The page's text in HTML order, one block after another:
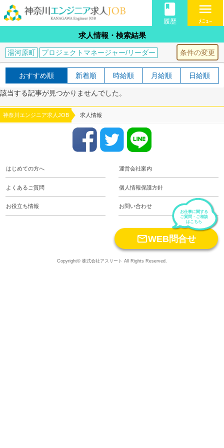
book
履歴
menu
ﾒﾆｭｰ
求人情報・検索結果
条件の変更
湯河原町 プロジェクトマネージャー/リーダー
おすすめ順 新着順 時給順 月給順 日給順
該当する記事が見つかりませんでした。
神奈川エンジニア求人JOB 求人情報
はじめての方へ 運営会社案内
よくあるご質問 個人情報保護方針
お役立ち情報 お問い合わせ
お仕事に関する
ご質問・ご相談
はこちら
WEB問合せ
Copyright© 株式会社アスリート All Rights Reserved.